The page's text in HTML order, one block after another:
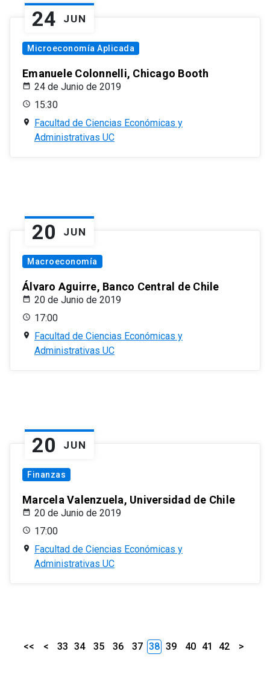
24 JUN
Microeconomía Aplicada
Emanuele Colonnelli, Chicago Booth
24 de Junio de 2019
15:30
Facultad de Ciencias Económicas y
Administrativas UC
20 JUN
Macroeconomía
Álvaro Aguirre, Banco Central de Chile
20 de Junio de 2019
17:00
Facultad de Ciencias Económicas y
Administrativas UC
20 JUN
Finanzas
Marcela Valenzuela, Universidad de Chile
20 de Junio de 2019
17:00
Facultad de Ciencias Económicas y
Administrativas UC
<< < 33 34 35 36 37 38 39 40 41 42 >